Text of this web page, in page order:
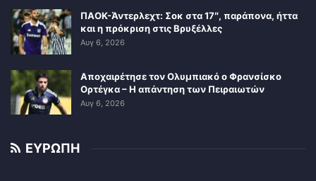
ΠΑΟΚ-Άντερλεχτ: Σοκ στα 17″, παράπονα, ήττα
και η πρόκριση στις Βρυξέλλες
Αυγ 6, 2026
Αποχαιρέτησε τον Ολυμπιακό ο Φρανσίσκο
Ορτέγκα – Η απάντηση των Πειραιωτών
Αυγ 6, 2026
ΕΥΡΩΠΗ